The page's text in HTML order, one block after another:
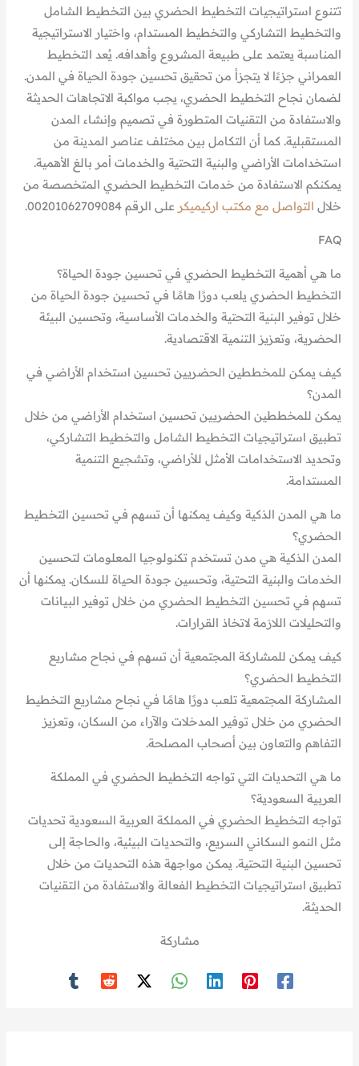
تتنوع استراتيجيات التخطيط الحضري بين التخطيط الشامل
والتخطيط التشاركي والتخطيط المستدام، واختيار الاستراتيجية
المناسبة يعتمد على طبيعة المشروع وأهدافه. يُعد التخطيط
العمراني جزءًا لا يتجزأ من تحقيق تحسين جودة الحياة في المدن.
لضمان نجاح التخطيط الحضري، يجب مواكبة الاتجاهات الحديثة
والاستفادة من التقنيات المتطورة في تصميم وإنشاء المدن
المستقبلية. كما أن التكامل بين مختلف عناصر المدينة من
استخدامات الأراضي والبنية التحتية والخدمات أمر بالغ الأهمية.
يمكنكم الاستفادة من خدمات التخطيط الحضري المتخصصة من
خلال التواصل مع مكتب اركيميكر على الرقم 00201062709084.
FAQ
ما هي أهمية التخطيط الحضري في تحسين جودة الحياة؟
التخطيط الحضري يلعب دورًا هامًا في تحسين جودة الحياة من
خلال توفير البنية التحتية والخدمات الأساسية، وتحسين البيئة
الحضرية، وتعزيز التنمية الاقتصادية.
كيف يمكن للمخططين الحضريين تحسين استخدام الأراضي في
المدن؟
يمكن للمخططين الحضريين تحسين استخدام الأراضي من خلال
تطبيق استراتيجيات التخطيط الشامل والتخطيط التشاركي،
وتحديد الاستخدامات الأمثل للأراضي، وتشجيع التنمية
المستدامة.
ما هي المدن الذكية وكيف يمكنها أن تسهم في تحسين التخطيط
الحضري؟
المدن الذكية هي مدن تستخدم تكنولوجيا المعلومات لتحسين
الخدمات والبنية التحتية، وتحسين جودة الحياة للسكان. يمكنها أن
تسهم في تحسين التخطيط الحضري من خلال توفير البيانات
والتحليلات اللازمة لاتخاذ القرارات.
كيف يمكن للمشاركة المجتمعية أن تسهم في نجاح مشاريع
التخطيط الحضري؟
المشاركة المجتمعية تلعب دورًا هامًا في نجاح مشاريع التخطيط
الحضري من خلال توفير المدخلات والآراء من السكان، وتعزيز
التفاهم والتعاون بين أصحاب المصلحة.
ما هي التحديات التي تواجه التخطيط الحضري في المملكة
العربية السعودية؟
تواجه التخطيط الحضري في المملكة العربية السعودية تحديات
مثل النمو السكاني السريع، والتحديات البيئية، والحاجة إلى
تحسين البنية التحتية. يمكن مواجهة هذه التحديات من خلال
تطبيق استراتيجيات التخطيط الفعالة والاستفادة من التقنيات
الحديثة.
مشاركة